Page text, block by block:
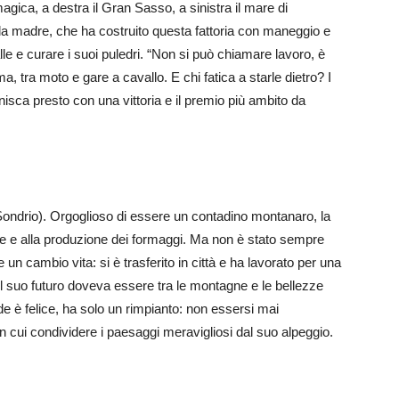
a destra il Gran Sasso, a sinistra il mare di
madre, che ha costruito questa fattoria con maneggio e
e curare i suoi puledri. “Non si può chiamare lavoro, è
tra moto e gare a cavallo. E chi fatica a starle dietro? I
presto con una vittoria e il premio più ambito da
Orgoglioso di essere un contadino montanaro, la
alla produzione dei formaggi. Ma non è stato sempre
cambio vita: si è trasferito in città e ha lavorato per una
futuro doveva essere tra le montagne e le bellezze
è felice, ha solo un rimpianto: non essersi mai
cui condividere i paesaggi meravigliosi dal suo alpeggio.